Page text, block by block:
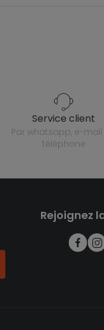
service client
par whatsapp, e-mail ou
téléphone
Rejoignez